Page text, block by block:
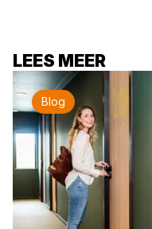
LEES MEER
Blog